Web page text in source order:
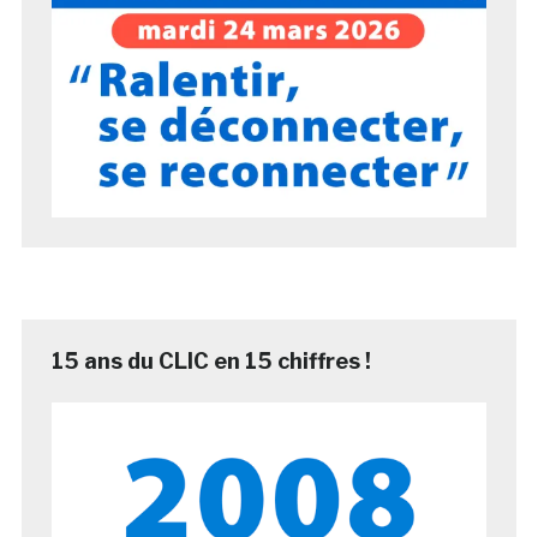
15 ans du CLIC en 15 chiffres !